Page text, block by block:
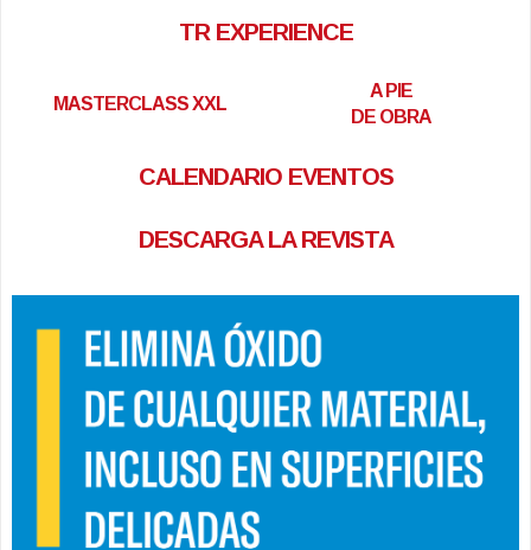
TR EXPERIENCE
MASTERCLASS XXL
A PIE
DE OBRA
CALENDARIO EVENTOS
DESCARGA LA REVISTA